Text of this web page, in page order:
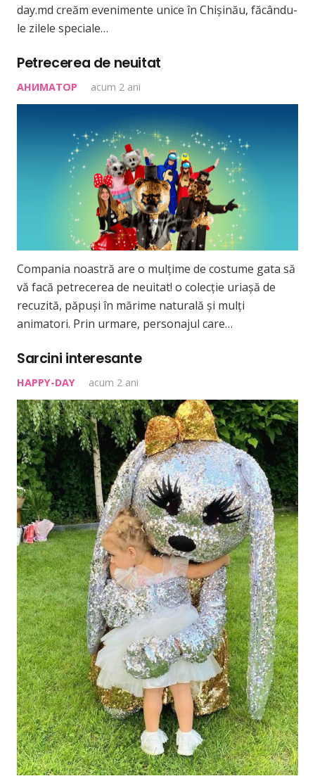
day.md creăm evenimente unice în Chișinău, făcându-
le zilele speciale…
Petrecerea de neuitat
АНИМАТОР acum 2 ani
Compania noastră are o mulțime de costume gata să
vă facă petrecerea de neuitat! o colecție uriașă de
recuzită, păpuși în mărime naturală și mulți
animatori. Prin urmare, personajul care…
Sarcini interesante
HAPPY-DAY acum 2 ani